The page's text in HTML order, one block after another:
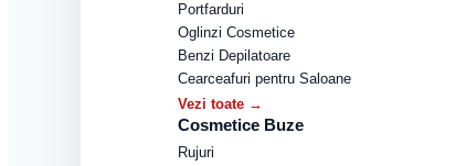
Portfarduri
Oglinzi Cosmetice
Benzi Depilatoare
Cearceafuri pentru Saloane
Vezi toate →
Cosmetice Buze
Rujuri